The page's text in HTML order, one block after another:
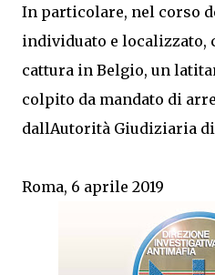
In particolare, nel corso
individuato e localizzato,
cattura in Belgio, un
colpito da mandato di
dallAutorità Giudiziaria
Roma, 6 aprile 2019